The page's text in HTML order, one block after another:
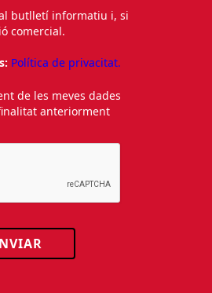
butlletí informatiu i, si
comercial.
Política de privacitat.
de les meves dades
anteriorment